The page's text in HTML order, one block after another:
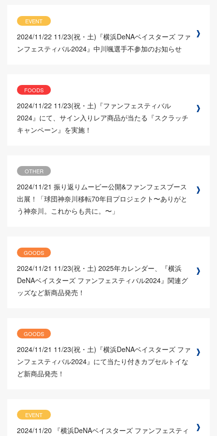
EVENT
2024/11/22 11/23(祝・土)『横浜DeNAベイスターズ ファ
ンフェスティバル2024』中川颯選手不参加のお知らせ
FOODS
2024/11/22 11/23(祝・土)『ファンフェスティバル
2024』にて、サイン入りレア商品が当たる『スクラッチ
キャンペーン』を実施！
OTHER
2024/11/21 振り返りムービー公開&ファンフェスブース
出展！「球団神奈川移転70年目プロジェクト〜ありがと
う神奈川。これからも共に。〜」
GOODS
2024/11/21 11/23(祝・土) 2025年カレンダー、『横浜
DeNAベイスターズ ファンフェスティバル2024』関連グ
ッズなど新商品発売！
GOODS
2024/11/21 11/23(祝・土)『横浜DeNAベイスターズ ファ
ンフェスティバル2024』にて当たり付きカプセルトイな
ど新商品発売！
EVENT
2024/11/20
『横浜DeNAベイスターズ ファンフェスティ